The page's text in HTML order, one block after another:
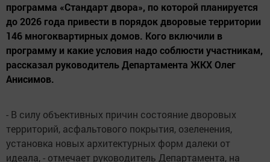
программа «Стандарт двора», по которой планируется
до 2026 года привести в порядок дворовые территории
146 многоквартирных домов. Кого включили в
программу и какие условия надо соблюсти участникам,
рассказал руководитель Департамента ЖКХ Олег
Анисимов.
- В силу объективных причин состояние дворовых
территорий, асфальтового покрытия, озеленения,
установка новых архитектурных форм далеки от
идеала, - отмечает руководитель Департамента, на